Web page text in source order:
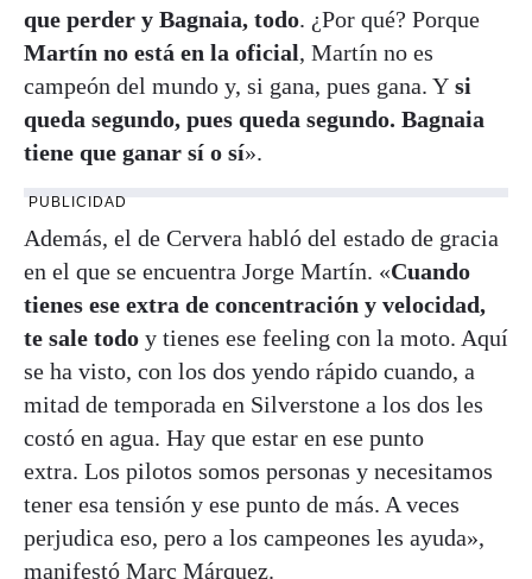
que perder y Bagnaia, todo. ¿Por qué? Porque
Martín no está en la oficial, Martín no es
campeón del mundo y, si gana, pues gana. Y si
queda segundo, pues queda segundo. Bagnaia
tiene que ganar sí o sí».
PUBLICIDAD
Además, el de Cervera habló del estado de gracia
en el que se encuentra Jorge Martín. «Cuando
tienes ese extra de concentración y velocidad,
te sale todo y tienes ese feeling con la moto. Aquí
se ha visto, con los dos yendo rápido cuando, a
mitad de temporada en Silverstone a los dos les
costó en agua. Hay que estar en ese punto
extra. Los pilotos somos personas y necesitamos
tener esa tensión y ese punto de más. A veces
perjudica eso, pero a los campeones les ayuda»,
manifestó Marc Márquez.